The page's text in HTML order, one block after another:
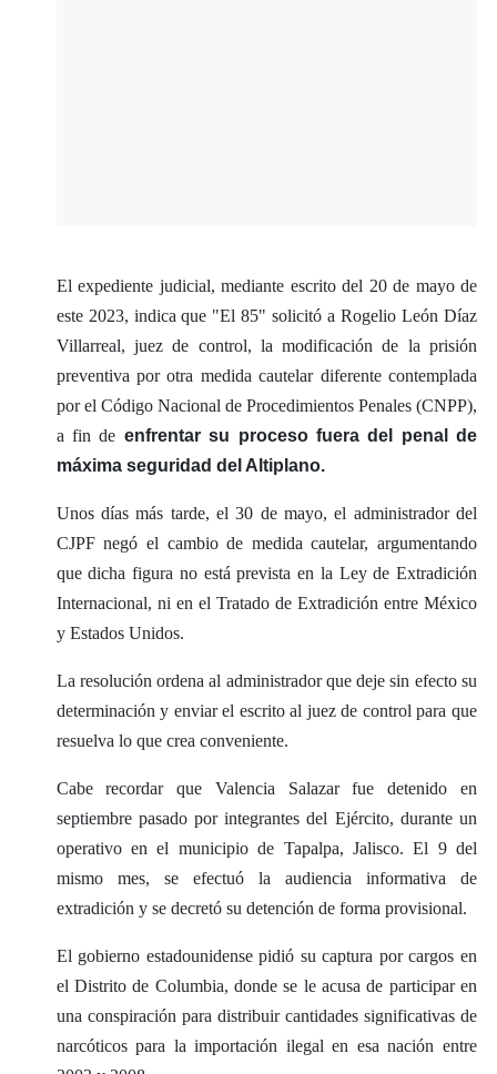
El expediente judicial, mediante escrito del 20 de mayo de
este 2023, indica que "El 85" solicitó a Rogelio León Díaz
Villarreal, juez de control, la modificación de la prisión
preventiva por otra medida cautelar diferente contemplada
por el Código Nacional de Procedimientos Penales (CNPP),
a fin de enfrentar su proceso fuera del penal de
máxima seguridad del Altiplano.
Unos días más tarde, el 30 de mayo, el administrador del
CJPF negó el cambio de medida cautelar, argumentando
que dicha figura no está prevista en la Ley de Extradición
Internacional, ni en el Tratado de Extradición entre México
y Estados Unidos.
La resolución ordena al administrador que deje sin efecto su
determinación y enviar el escrito al juez de control para que
resuelva lo que crea conveniente.
Cabe recordar que Valencia Salazar fue detenido en
septiembre pasado por integrantes del Ejército, durante un
operativo en el municipio de Tapalpa, Jalisco. El 9 del
mismo mes, se efectuó la audiencia informativa de
extradición y se decretó su detención de forma provisional.
El gobierno estadounidense pidió su captura por cargos en
el Distrito de Columbia, donde se le acusa de participar en
una conspiración para distribuir cantidades significativas de
narcóticos para la importación ilegal en esa nación entre